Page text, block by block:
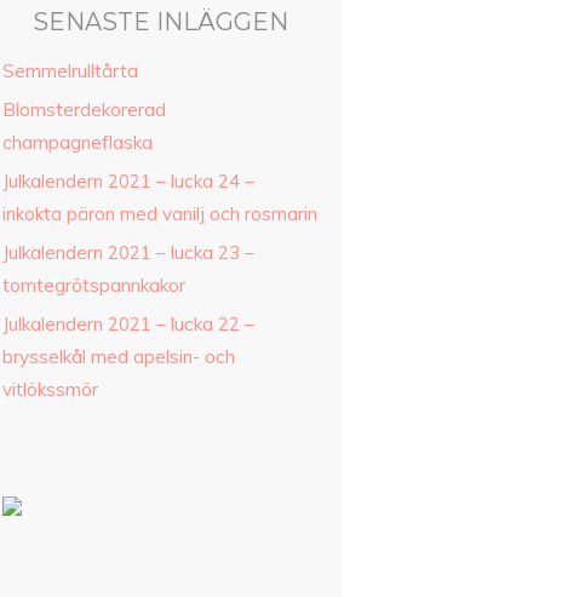
SENASTE INLÄGGEN
Semmelrulltårta
Blomsterdekorerad
champagneflaska
Julkalendern 2021 – lucka 24 –
inkokta päron med vanilj och rosmarin
Julkalendern 2021 – lucka 23 –
tomtegrötspannkakor
Julkalendern 2021 – lucka 22 –
brysselkål med apelsin- och
vitlökssmör